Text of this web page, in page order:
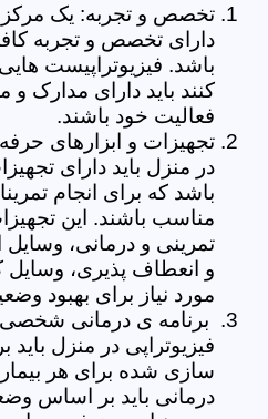
تخصص و تجربه: یک مرکز
دارای تخصص و تجربه
باشد. فیزیوتراپیست
کنند باید دارای مدارک و
فعالیت خود باشند.
تجهیزات و ابزارهای
در منزل باید دارای
باشد که برای انجام
مناسب باشند. این
تمرینی و درمانی، وسایل
و انعطاف پذیری،
مورد نیاز برای بهبود
برنامه ی درمانی
فیزیوتراپی در منزل
سازی شده برای هر
درمانی باید بر اساس